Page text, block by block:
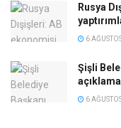
Rusya
6
Şişli
6